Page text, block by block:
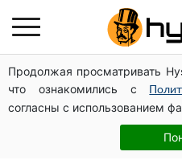
Продолжая просматривать
что ознакомились с
согласны с использованием
Дрони із націнкою:
мільйони оборонного
Естонії
Олена Тополя злив відео
"Антитіла" Тарас Тополя